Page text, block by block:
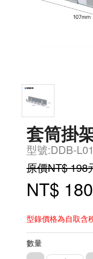
套筒掛
型號:DDB-L01
原價NT$ 198
NT$
型錄價格為自取含
數量